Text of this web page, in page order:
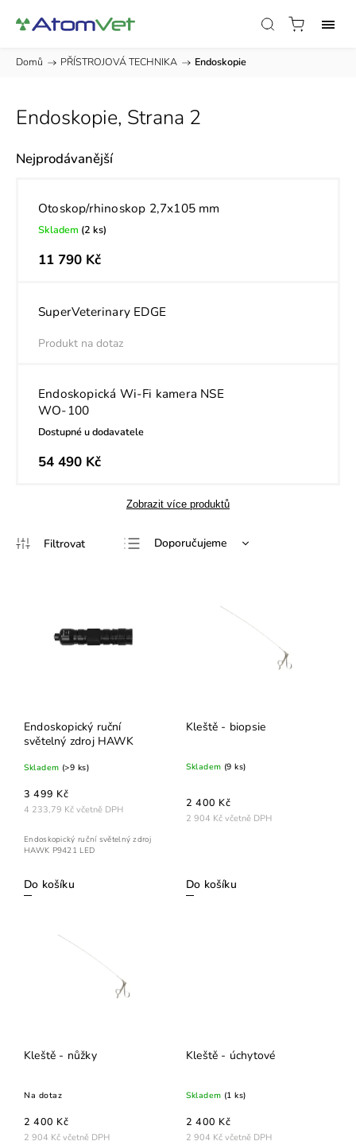
Domů / PŘÍSTROJOVÁ TECHNIKA / Endoskopie
Endoskopie, Strana 2
Nejprodávanější
Otoskop/rhinoskop 2,7x105 mm
Skladem (2 ks)
11 790 Kč
SuperVeterinary EDGE
Produkt na dotaz
Endoskopická Wi-Fi kamera NSE
WO-100
Dostupné u dodavatele
54 490 Kč
Zobrazit více produktů
Doporučujeme
Endoskopický ruční
světelný zdroj HAWK
Skladem (>9 ks)
4 233,79 Kč včetně DPH
3 499 Kč
Do košíku
Endoskopický ruční světelný zdroj
HAWK P9421 LED
Kleště - biopsie
Skladem (9 ks)
2 904 Kč včetně DPH
2 400 Kč
Do košíku
Kleště - nůžky
Na dotaz
2 904 Kč včetně DPH
2 400 Kč
Kleště - úchytové
Skladem (1 ks)
2 904 Kč včetně DPH
2 400 Kč